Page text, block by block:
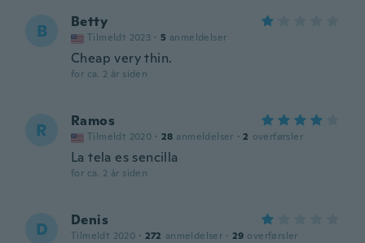
B Betty
Tilmeldt 2023 · 5 anmeldelser
Cheap very thin.
for ca. 2 år siden
R Ramos
Tilmeldt 2020 · 28 anmeldelser · 2 overførsler
La tela es sencilla
for ca. 2 år siden
D Denis
Tilmeldt 2020 · 272 anmeldelser · 29 overførsler